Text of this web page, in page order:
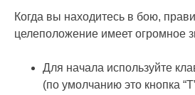
Когда вы находитесь в бою,
целеположение имеет огромное
Для начала используйте
(по умолчанию это кнопка